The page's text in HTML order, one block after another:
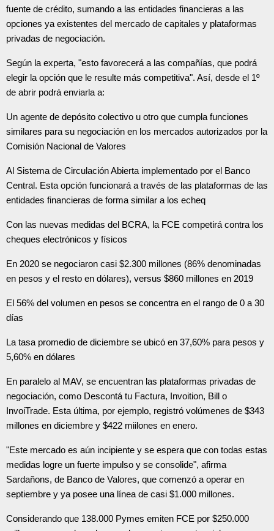
fuente de crédito, sumando a las entidades financieras a las
opciones ya existentes del mercado de capitales y plataformas
privadas de negociación.
Según la experta, "esto favorecerá a las compañías, que podrá
elegir la opción que le resulte más competitiva". Así, desde el 1º
de abrir podrá enviarla a:
Un agente de depósito colectivo u otro que cumpla funciones
similares para su negociación en los mercados autorizados por la
Comisión Nacional de Valores
Al Sistema de Circulación Abierta implementado por el Banco
Central. Esta opción funcionará a través de las plataformas de las
entidades financieras de forma similar a los echeq
Con las nuevas medidas del BCRA, la FCE competirá contra los
cheques electrónicos y físicos
En 2020 se negociaron casi $2.300 millones (86% denominadas
en pesos y el resto en dólares), versus $860 millones en 2019
El 56% del volumen en pesos se concentra en el rango de 0 a 30
días
La tasa promedio de diciembre se ubicó en 37,60% para pesos y
5,60% en dólares
En paralelo al MAV, se encuentran las plataformas privadas de
negociación, como Descontá tu Factura, Invoition, Bill o
InvoiTrade. Esta última, por ejemplo, registró volúmenes de $343
millones en diciembre y $422 miilones en enero.
"Este mercado es aún incipiente y se espera que con todas estas
medidas logre un fuerte impulso y se consolide", afirma
Sardañons, de Banco de Valores, que comenzó a operar en
septiembre y ya posee una línea de casi $1.000 millones.
Considerando que 138.000 Pymes emiten FCE por $250.000